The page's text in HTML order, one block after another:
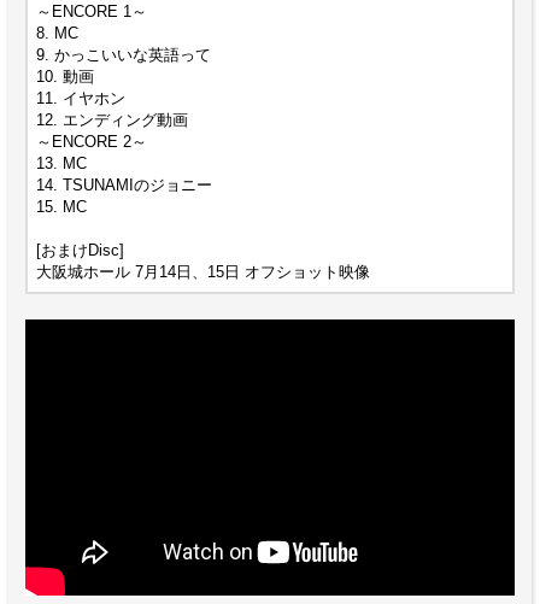
～ENCORE 1～
8. MC
9. かっこいいな英語って
10. 動画
11. イヤホン
12. エンディング動画
～ENCORE 2～
13. MC
14. TSUNAMIのジョニー
15. MC
[おまけDisc]
大阪城ホール 7月14日、15日 オフショット映像